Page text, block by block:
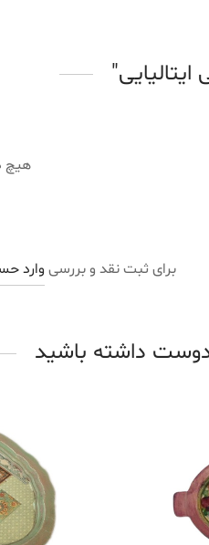
هیچ
برای ثبت نقد و بررسی وارد
داشته باشید